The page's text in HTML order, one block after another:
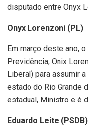
disputado entre Onyx
Onyx Lorenzoni (PL)
Em março deste ano,
Previdência, Onix
Liberal) para assumir
estado do Rio Grande
estadual, Ministro e é
Eduardo Leite (PSDB)